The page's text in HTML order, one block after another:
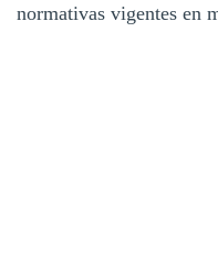
normativas vigentes en